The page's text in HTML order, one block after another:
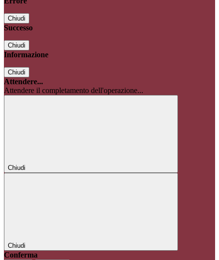
Chiudi
Successo
Chiudi
Informazione
Chiudi
Attendere...
Attendere il completamento dell'operazione...
Chiudi
Chiudi
Conferma